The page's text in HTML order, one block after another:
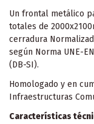
Un frontal metálico
totales de
cerradura
según Norma UNE-
(DB-SI).
Homologado y en
Infraestructuras
Características